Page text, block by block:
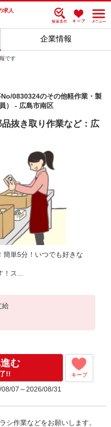
求人
企業情報
です
0830324のその他軽作業・製
） - 広島市南区
品抜き取り作業など：広
簡単5分！いつでも好きな
ス...
給
む
!! キープ
07～2026/08/31
シ作業などをお願いします。